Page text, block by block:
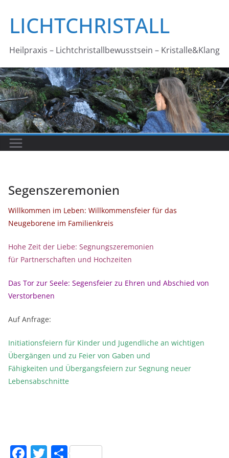
Inhalt
springen
LICHTCHRISTALL
Heilpraxis – Lichtchristallbewusstsein – Kristalle&Klang
Segenszeremonien
Willkommen im Leben: Willkommensfeier für das
Neugeborene im Familienkreis
Hohe Zeit der Liebe: Segnungszeremonien
für Partnerschaften und Hochzeiten
Das Tor zur Seele: Segensfeier zu Ehren und Abschied von
Verstorbenen
Auf Anfrage:
Initiationsfeiern für Kinder und Jugendliche an wichtigen
Übergängen und zu Feier von Gaben und
Fähigkeiten und Übergangsfeiern zur Segnung neuer
Lebensabschnitte
F T T